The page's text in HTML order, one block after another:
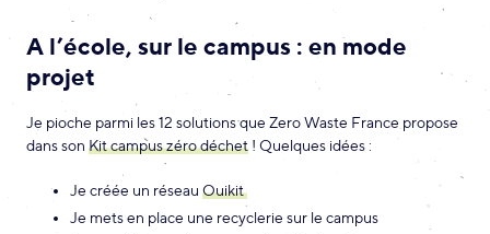
A l’école, sur le campus : en mode
projet
Je pioche parmi les 12 solutions que Zero Waste France propose
dans son Kit campus zéro déchet ! Quelques idées :
Je créée un réseau Ouikit
Je mets en place une recyclerie sur le campus